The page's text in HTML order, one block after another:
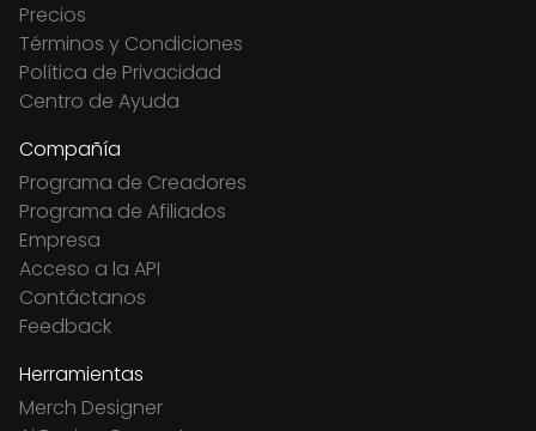
Precios
Términos y Condiciones
Política de Privacidad
Centro de Ayuda
Compañía
Programa de Creadores
Programa de Afiliados
Empresa
Acceso a la API
Contáctanos
Feedback
Herramientas
Merch Designer